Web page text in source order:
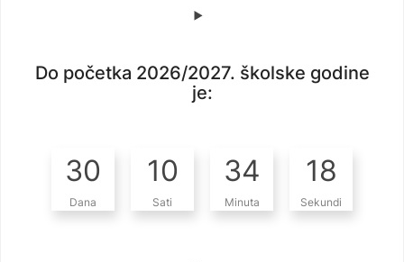
Do početka 2026/2027. školske godine
je:
30
Dana
10
Sati
34
Minuta
17
Sekundi